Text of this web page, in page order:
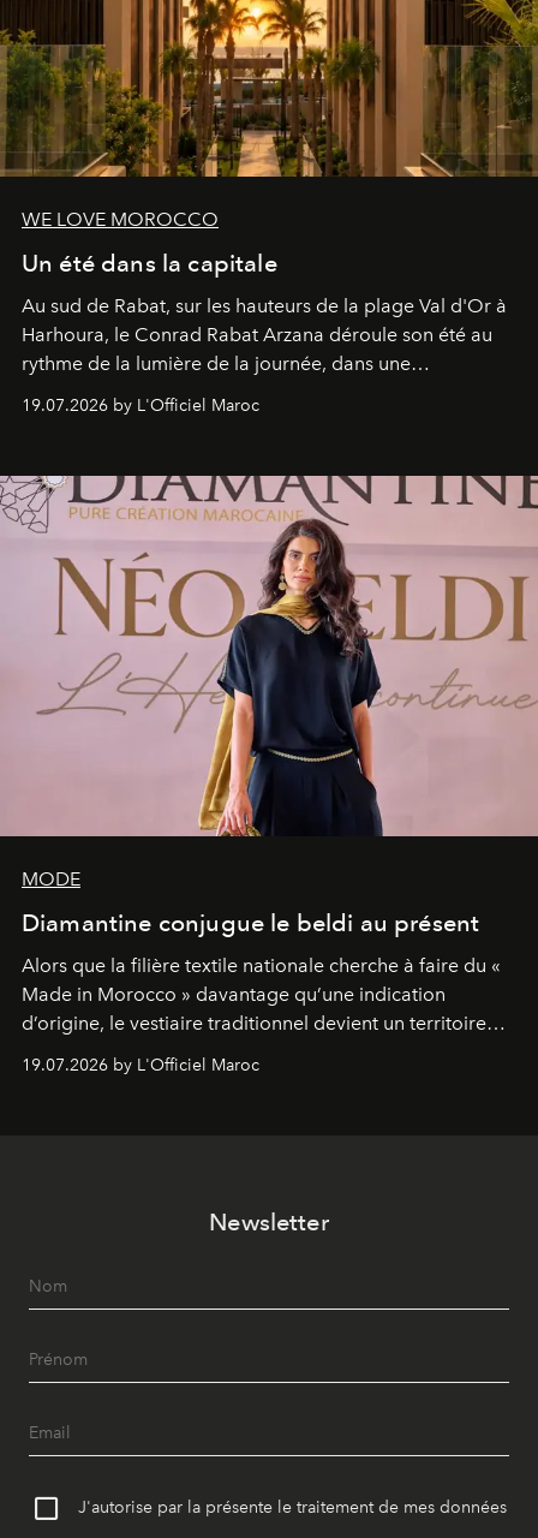
WE LOVE MOROCCO
Un été dans la capitale
Au sud de Rabat, sur les hauteurs de la plage Val d'Or à
Harhoura, le Conrad Rabat Arzana déroule son été au
rythme de la lumière de la journée, dans une
programmation pensée comme une succession de
rendez-vous avec l’océan.
19.07.2026 by L'Officiel Maroc
MODE
Diamantine conjugue le beldi au présent
Alors que la filière textile nationale cherche à faire du «
Made in Morocco » davantage qu’une indication
d’origine, le vestiaire traditionnel devient un territoire
d’expérimentation. Avec Néo Beldi, Diamantine en
révise les proportions et les usages pour l’inscrire dans
19.07.2026 by L'Officiel Maroc
Newsletter
J'autorise par la présente le traitement de mes données